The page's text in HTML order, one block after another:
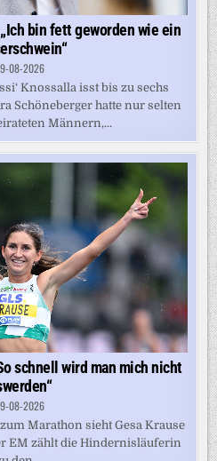
bin fett geworden wie ein
08-2026
Knossalla isst bis zu sechs
Schöneberger hatte nur selten
Männern,...
schnell wird man mich nicht
08-2026
Marathon sieht Gesa Krause
EM zählt die Hindernisläuferin